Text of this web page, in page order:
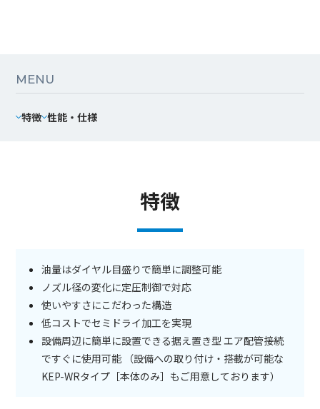
MENU
特徴 性能・仕様
特徴
油量はダイヤル目盛りで簡単に調整可能
ノズル径の変化に定圧制御で対応
使いやすさにこだわった構造
低コストでセミドライ加工を実現
設備周辺に簡単に設置できる据え置き型 エア配管接続
ですぐに使用可能 （設備への取り付け・搭載が可能な
KEP-WRタイプ［本体のみ］もご用意しております）